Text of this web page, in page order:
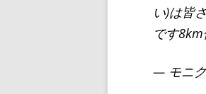
い)は皆
です
— モニグ